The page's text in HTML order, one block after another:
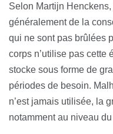
Selon Martijn
généralement de la
qui ne sont pas brûlées
corps n’utilise pas cette
stocke sous forme de
périodes de besoin.
n’est jamais utilisée, la
notamment au niveau